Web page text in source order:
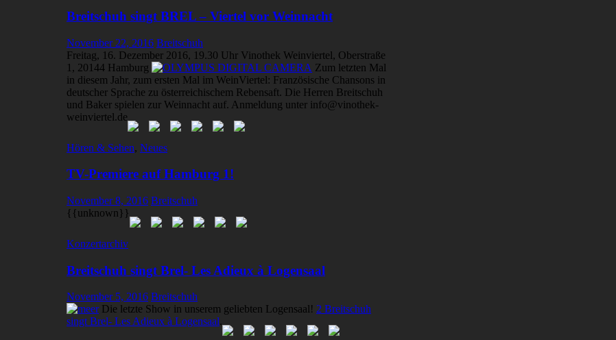
Breitschuh singt BREL – Viertel vor Weinnacht
November 22, 2016 Breitschuh
Freitag, 16. Dezember 2016, 19.30 Uhr Vinothek Weinviertel, Oberstraße
1, 20144 Hamburg
Zum letzten Mal
in diesem Jahr, zum ersten Mal im WeinViertel: Französische Chansons in
deutscher Sprache zu österreichischem Rebensaft. Die Herren Breitschuh
und Baker spielen zur Weinnacht auf. Anmeldung unter info@vinothek-
weinviertel.de
Hören & Sehen, Neues
TV-Premiere auf Hamburg 1!
November 8, 2016 Breitschuh
{{unknown}}
Konzertarchiv
Breitschuh singt Brel- Les Adieux à Logensaal
November 5, 2016 Breitschuh
Die letzte Show in unserem geliebten Logensaal! 2 Breitschuh
singt Brel- Les Adieux à Logensaal.